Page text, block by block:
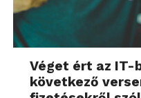
Az árazás
sem
amiket a polcok
mindenkori friss
hosszútávú
Véget ért az IT-
következő